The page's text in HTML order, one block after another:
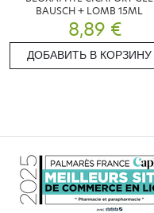
BAUSCH + LOMB 15ML
8,89 €
ДОБАВИТЬ В КОРЗИНУ